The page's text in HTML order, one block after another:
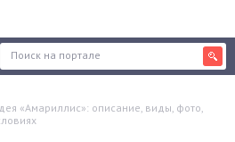
«Амариллис»: описание, виды, фото,